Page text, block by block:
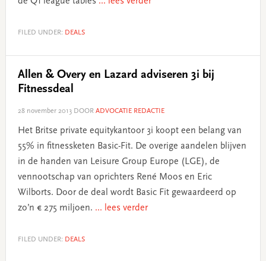
FILED UNDER: DEALS
Allen & Overy en Lazard adviseren 3i bij
Fitnessdeal
28 november 2013DOOR ADVOCATIE REDACTIE
Het Britse private equitykantoor 3i koopt een belang van
55% in fitnessketen Basic-Fit. De overige aandelen blijven
in de handen van Leisure Group Europe (LGE), de
vennootschap van oprichters René Moos en Eric
Wilborts. Door de deal wordt Basic Fit gewaardeerd op
zo’n € 275 miljoen. ... lees verder
FILED UNDER: DEALS